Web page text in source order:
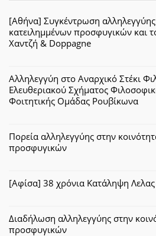
[Αθήνα] Συγκέντρωση
κατειλημμένων προσφυγικών και
Χαντζή & Doppagne
Αλληλεγγύη στο Αναρχικό Στέκι
Ελευθεριακού Σχήματος
Φοιτητικής Ομάδας Ρουβίκωνα
Πορεία αλληλεγγύης στην
προσφυγικών
[Αφίσα] 38 χρόνια Κατάληψη
Διαδήλωση αλληλεγγύης στην
προσφυγικών